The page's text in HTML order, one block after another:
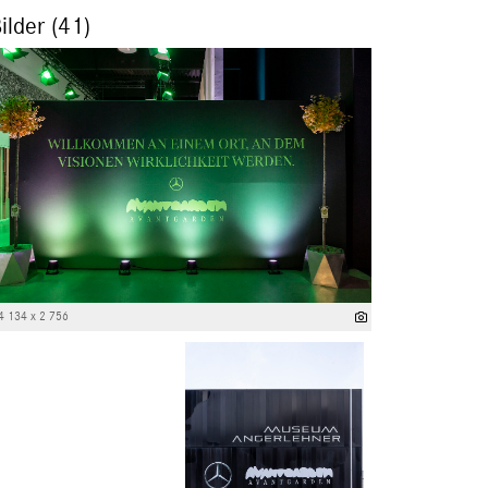
(41)
134 x 2 756